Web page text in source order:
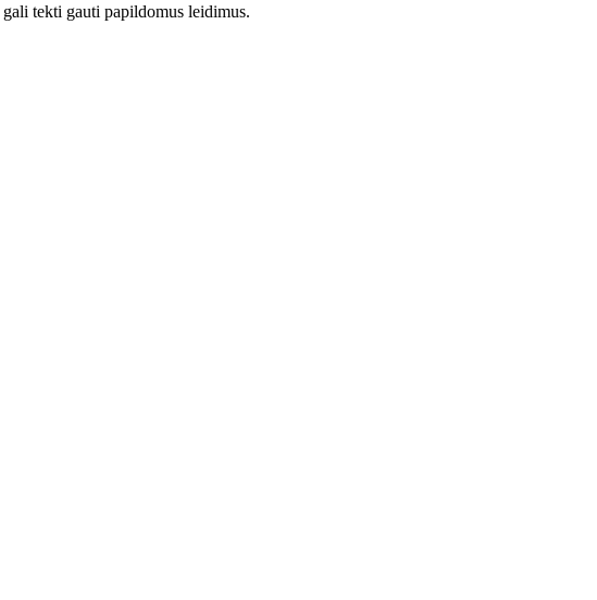
tekti gauti papildomus leidimus.